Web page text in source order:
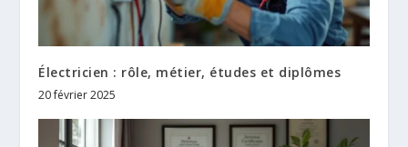
Électricien : rôle, métier, études et diplômes
20 février 2025